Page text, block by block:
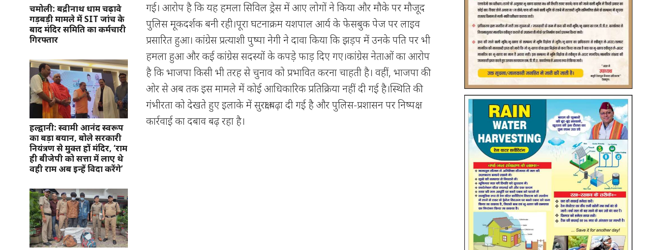
चमोली: बद्रीनाथ धाम चढ़ावे
गड़बड़ी मामले में SIT जांच के
बाद मंदिर समिति का कर्मचारी
गिरफ्तार
हल्द्वानी: स्वामी आनंद स्वरूप
का बड़ा बयान, बोले सरकारी
नियंत्रण से मुक्त हों मंदिर, ‘राम
ही बीजेपी को सत्ता में लाए थे
वही राम अब इन्हें विदा करेंगे’
गई। आरोप है कि यह हमला सिविल ड्रेस में आए लोगों ने किया और मौके पर मौजूद
पुलिस मूकदर्शक बनी रही।पूरा घटनाक्रम यशपाल आर्य के फेसबुक पेज पर लाइव
प्रसारित हुआ। कांग्रेस प्रत्याशी पुष्पा नेगी ने दावा किया कि झड़प में उनके पति पर भी
हमला हुआ और कई कांग्रेस सदस्यों के कपड़े फाड़ दिए गए।कांग्रेस नेताओं का आरोप
है कि भाजपा किसी भी तरह से चुनाव को प्रभावित करना चाहती है। वहीं, भाजपा की
ओर से अब तक इस मामले में कोई आधिकारिक प्रतिक्रिया नहीं दी गई है।स्थिति की
गंभीरता को देखते हुए इलाके में सुरक्षा बढ़ा दी गई है और पुलिस-प्रशासन पर निष्पक्ष
कार्रवाई का दबाव बढ़ रहा है।